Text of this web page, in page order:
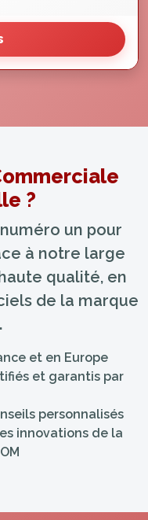
?
un pour
à notre large
qualité, en
de la marque
et en Europe
et garantis par
personnalisés
innovations de la